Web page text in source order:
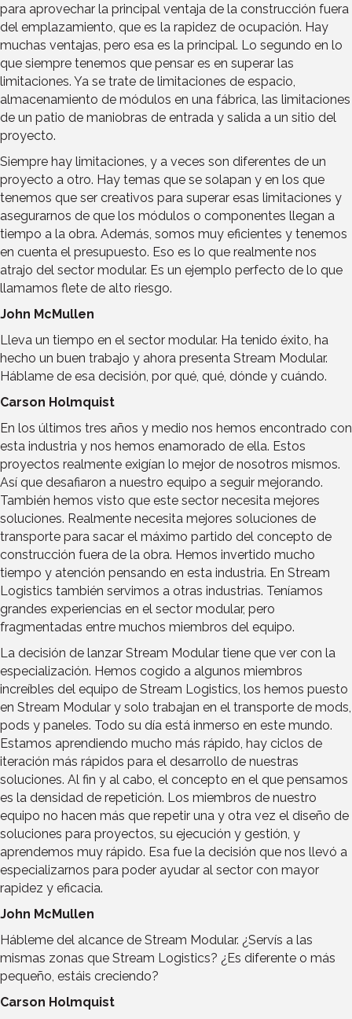
para aprovechar la principal ventaja de la construcción fuera
del emplazamiento, que es la rapidez de ocupación. Hay
muchas ventajas, pero esa es la principal. Lo segundo en lo
que siempre tenemos que pensar es en superar las
limitaciones. Ya se trate de limitaciones de espacio,
almacenamiento de módulos en una fábrica, las limitaciones
de un patio de maniobras de entrada y salida a un sitio del
proyecto.
Siempre hay limitaciones, y a veces son diferentes de un
proyecto a otro. Hay temas que se solapan y en los que
tenemos que ser creativos para superar esas limitaciones y
asegurarnos de que los módulos o componentes llegan a
tiempo a la obra. Además, somos muy eficientes y tenemos
en cuenta el presupuesto. Eso es lo que realmente nos
atrajo del sector modular. Es un ejemplo perfecto de lo que
llamamos flete de alto riesgo.
John McMullen
Lleva un tiempo en el sector modular. Ha tenido éxito, ha
hecho un buen trabajo y ahora presenta Stream Modular.
Háblame de esa decisión, por qué, qué, dónde y cuándo.
Carson Holmquist
En los últimos tres años y medio nos hemos encontrado con
esta industria y nos hemos enamorado de ella. Estos
proyectos realmente exigían lo mejor de nosotros mismos.
Así que desafiaron a nuestro equipo a seguir mejorando.
También hemos visto que este sector necesita mejores
soluciones. Realmente necesita mejores soluciones de
transporte para sacar el máximo partido del concepto de
construcción fuera de la obra. Hemos invertido mucho
tiempo y atención pensando en esta industria. En Stream
Logistics también servimos a otras industrias. Teníamos
grandes experiencias en el sector modular, pero
fragmentadas entre muchos miembros del equipo.
La decisión de lanzar Stream Modular tiene que ver con la
especialización. Hemos cogido a algunos miembros
increíbles del equipo de Stream Logistics, los hemos puesto
en Stream Modular y solo trabajan en el transporte de mods,
pods y paneles. Todo su día está inmerso en este mundo.
Estamos aprendiendo mucho más rápido, hay ciclos de
iteración más rápidos para el desarrollo de nuestras
soluciones. Al fin y al cabo, el concepto en el que pensamos
es la densidad de repetición. Los miembros de nuestro
equipo no hacen más que repetir una y otra vez el diseño de
soluciones para proyectos, su ejecución y gestión, y
aprendemos muy rápido. Esa fue la decisión que nos llevó a
especializarnos para poder ayudar al sector con mayor
rapidez y eficacia.
John McMullen
Hábleme del alcance de Stream Modular. ¿Servís a las
mismas zonas que Stream Logistics? ¿Es diferente o más
pequeño, estáis creciendo?
Carson Holmquist